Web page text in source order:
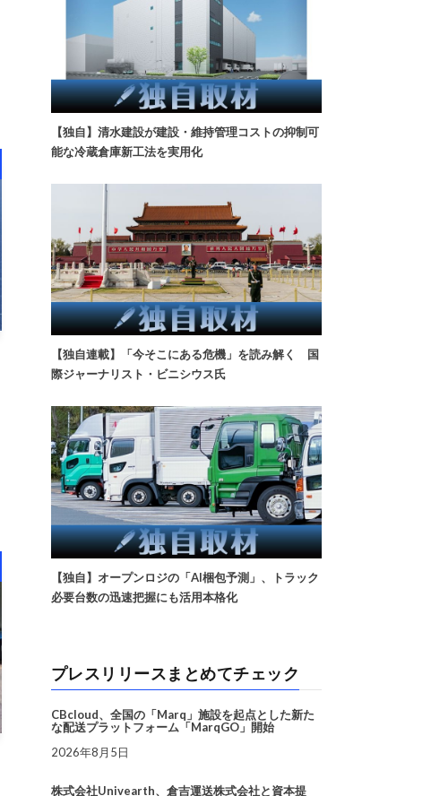
【独自】清水建設が建設・維持管理コストの抑制可
能な冷蔵倉庫新工法を実用化
【独自連載】「今そこにある危機」を読み解く 国
際ジャーナリスト・ビニシウス氏
【独自】オープンロジの「AI梱包予測」、トラック
必要台数の迅速把握にも活用本格化
プレスリリースまとめてチェック
CBcloud、全国の「Marq」施設を起点とした新た
な配送プラットフォーム「MarqGO」開始
2026年8月5日
株式会社Univearth、倉吉運送株式会社と資本提